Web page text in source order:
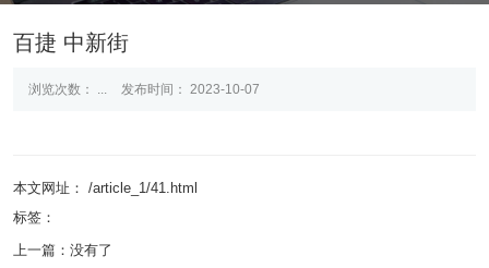
百捷 中新街
浏览次数： 发布时间： 2023-10-07
本文网址： /article_1/41.html
标签：
上一篇： 没有了